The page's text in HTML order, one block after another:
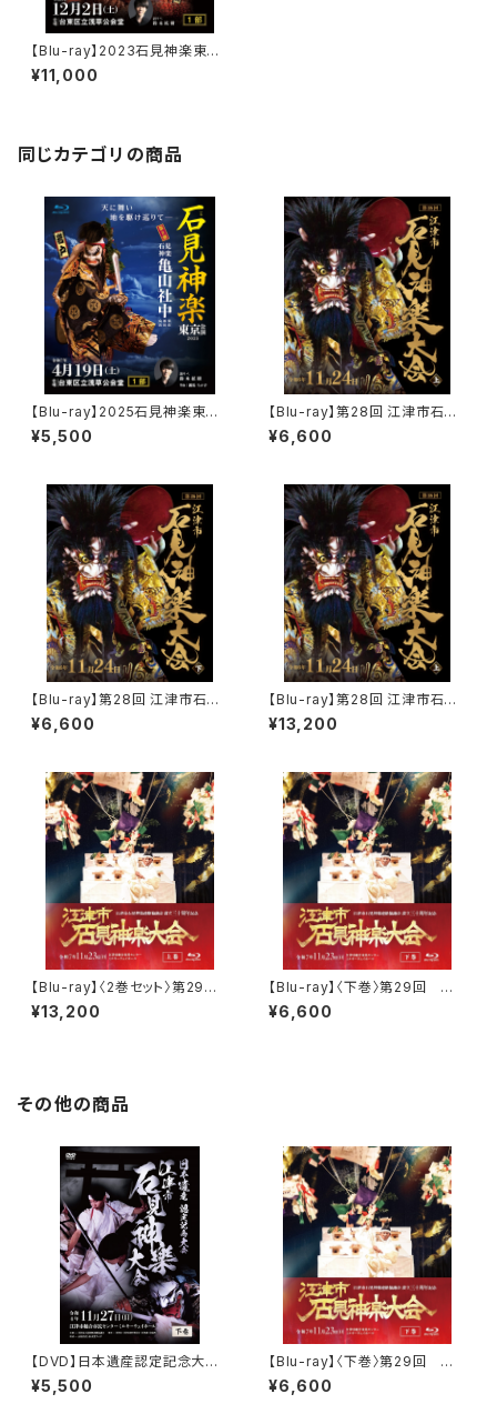
【Blu-ray】2023石見神楽東京
公演 石見神楽亀山社中〈1部・
2部 2巻セット〉
¥11,000
同じカテゴリの商品
【Blu-ray】2025石見神楽東京
公演 石見神楽亀山社中〈1部〉
¥5,500
【Blu-ray】第28回 江津市石見
神楽大会（2024年）〈上巻〉
¥6,600
【Blu-ray】第28回 江津市石見
神楽大会（2024年）〈下巻〉
¥6,600
【Blu-ray】第28回 江津市石見
神楽大会（2024年）〈上下2巻セ
ット〉
¥13,200
【Blu-ray】〈2巻セット〉第29
回 江津市石見神楽大会（江津
市石見神楽連絡協議会三十周
¥13,200
【Blu-ray】〈下巻〉第29回 江
津市石見神楽大会（江津市石見
神楽連絡協議会三十周年記念）
¥6,600
その他の商品
【DVD】日本遺産認定記念大
会 江津市石見神楽大会（202
2年）〈下巻〉
¥5,500
【Blu-ray】〈下巻〉第29回 江
津市石見神楽大会（江津市石見
神楽連絡協議会三十周年記念）
¥6,600